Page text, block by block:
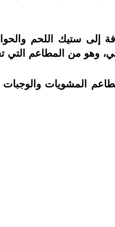
إلى ستيك اللحم
‏وهو من المطاعم التي
المطعم من أشهر مطاعم